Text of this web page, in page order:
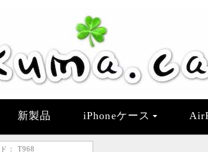
新製品 iPhoneケース